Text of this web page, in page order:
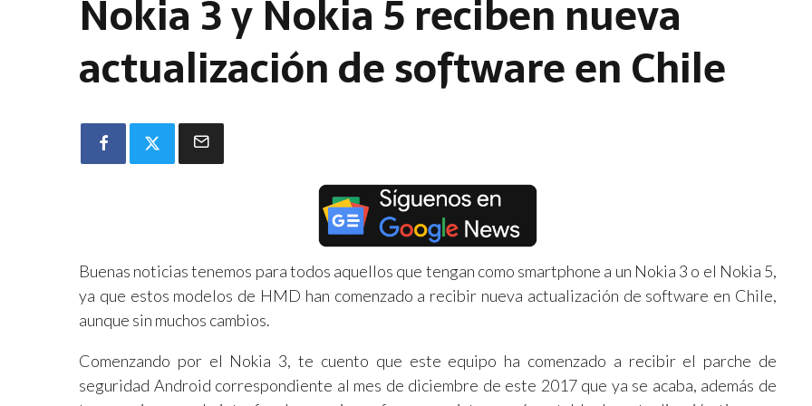
Nokia 3 y Nokia 5 reciben nueva
actualización de software en Chile
Buenas noticias tenemos para todos aquellos que tengan como smartphone a un Nokia 3 o el Nokia 5,
ya que estos modelos de HMD han comenzado a recibir nueva actualización de software en Chile,
aunque sin muchos cambios.
Comenzando por el Nokia 3, te cuento que este equipo ha comenzado a recibir el parche de
seguridad Android correspondiente al mes de diciembre de este 2017 que ya se acaba, además de